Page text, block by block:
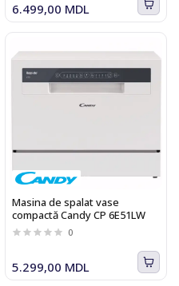
6.499,00 MDL
Masina de spalat vase
compactă Candy CP 6E51LW
0
5.299,00 MDL